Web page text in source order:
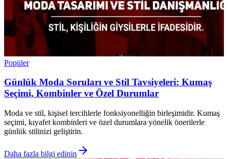
Popüler
Günlük Moda Soruları ve Stil Tavsiyeleri: Kumaş
Seçimi, Kombinler ve Özel Durumlar
Moda ve stil, kişisel tercihlerle fonksiyonelliğin birleşimidir. Kumaş
seçimi, kıyafet kombinleri ve özel durumlara yönelik önerilerle
günlük stilinizi geliştirin.
Daha fazla bilgi edinin